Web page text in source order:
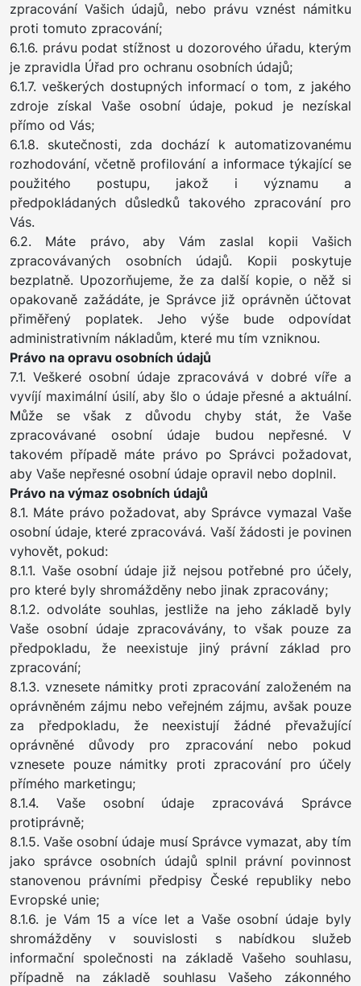
zpracování Vašich údajů, nebo právu vznést námitku
proti tomuto zpracování;
6.1.6. právu podat stížnost u dozorového úřadu, kterým
je zpravidla Úřad pro ochranu osobních údajů;
6.1.7. veškerých dostupných informací o tom, z jakého
zdroje získal Vaše osobní údaje, pokud je nezískal
přímo od Vás;
6.1.8. skutečnosti, zda dochází k automatizovanému
rozhodování, včetně profilování a informace týkající se
použitého postupu, jakož i významu a
předpokládaných důsledků takového zpracování pro
Vás.
6.2. Máte právo, aby Vám zaslal kopii Vašich
zpracovávaných osobních údajů. Kopii poskytuje
bezplatně. Upozorňujeme, že za další kopie, o něž si
opakovaně zažádáte, je Správce již oprávněn účtovat
přiměřený poplatek. Jeho výše bude odpovídat
administrativním nákladům, které mu tím vzniknou.
Právo na opravu osobních údajů
7.1. Veškeré osobní údaje zpracovává v dobré víře a
vyvíjí maximální úsilí, aby šlo o údaje přesné a aktuální.
Může se však z důvodu chyby stát, že Vaše
zpracovávané osobní údaje budou nepřesné. V
takovém případě máte právo po Správci požadovat,
aby Vaše nepřesné osobní údaje opravil nebo doplnil.
Právo na výmaz osobních údajů
8.1. Máte právo požadovat, aby Správce vymazal Vaše
osobní údaje, které zpracovává. Vaší žádosti je povinen
vyhovět, pokud:
8.1.1. Vaše osobní údaje již nejsou potřebné pro účely,
pro které byly shromážděny nebo jinak zpracovány;
8.1.2. odvoláte souhlas, jestliže na jeho základě byly
Vaše osobní údaje zpracovávány, to však pouze za
předpokladu, že neexistuje jiný právní základ pro
zpracování;
8.1.3. vznesete námitky proti zpracování založeném na
oprávněném zájmu nebo veřejném zájmu, avšak pouze
za předpokladu, že neexistují žádné převažující
oprávněné důvody pro zpracování nebo pokud
vznesete pouze námitky proti zpracování pro účely
přímého marketingu;
8.1.4. Vaše osobní údaje zpracovává Správce
protiprávně;
8.1.5. Vaše osobní údaje musí Správce vymazat, aby tím
jako správce osobních údajů splnil právní povinnost
stanovenou právními předpisy České republiky nebo
Evropské unie;
8.1.6. je Vám 15 a více let a Vaše osobní údaje byly
shromážděny v souvislosti s nabídkou služeb
informační společnosti na základě Vašeho souhlasu,
případně na základě souhlasu Vašeho zákonného